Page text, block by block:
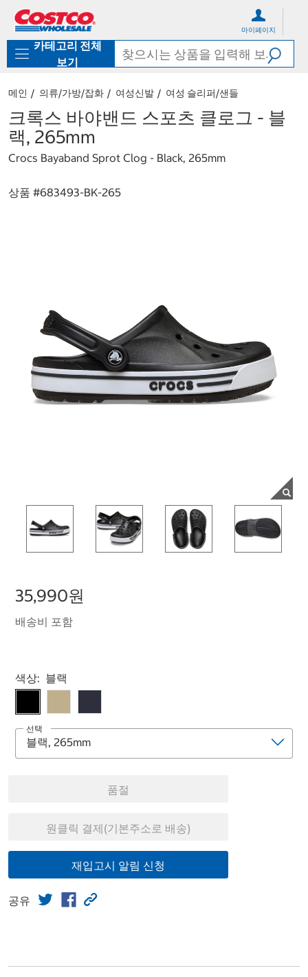
로
기
가
마이페이지
카테고리 전체
보기
메인 의류/가방/잡화 여성신발 여성 슬리퍼/샌들
크록스 바야밴드 스포츠 클로그 - 블
랙, 265mm
Crocs Bayaband Sprot Clog - Black, 265mm
상품 #683493-BK-265
35,990원
배송비 포함
Select product
색상: 블랙
선택
품절
원클릭 결제(기본주소로 배송)
재입고시 알림 신청
공유